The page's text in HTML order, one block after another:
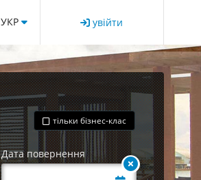
УКР увійти
тільки бізнес-клас
Дата повернення